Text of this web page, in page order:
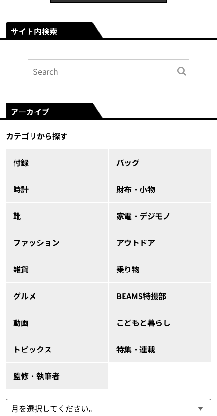
サイト内検索
アーカイブ
カテゴリから探す
付録 バッグ
時計 財布・小物
靴 家電・デジモノ
ファッション アウトドア
雑貨 乗り物
グルメ BEAMS特撮部
動画 こどもと暮らし
トピックス 特集・連載
監修・執筆者